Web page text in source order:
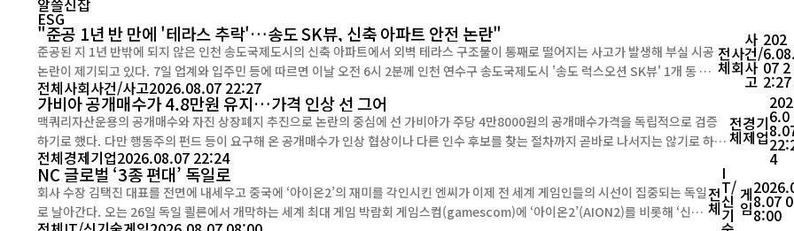
알쓸신잡
ESG
"준공 1년 반 만에 '테라스 추락'…송도 SK뷰, 신축 아파트 안전 논란"
준공된 지 1년 반밖에 되지 않은 인천 송도국제도시의 신축 아파트에서 외벽 테라스 구조물이 통째로 떨어지는 사고가 발생해 부실 시공
논란이 제기되고 있다. 7일 업계와 입주민 등에 따르면 이날 오전 6시 2분께 인천 연수구 송도국제도시 '송도 럭스오션 SK뷰' 1개 동 2층
전체사회사건/사고2026.08.07 22:27
전
체
사
회
사
건/
사
고
202
6.08.
07 2
2:27
가비아 공개매수가 4.8만원 유지…가격 인상 선 그어
맥쿼리자산운용의 공개매수와 자진 상장폐지 추진으로 논란의 중심에 선 가비아가 주당 4만8000원의 공개매수가격을 독립적으로 검증
하기로 했다. 다만 행동주의 펀드 등이 요구해 온 공개매수가 인상 협상이나 다른 인수 후보를 찾는 절차까지 곧바로 나서지는 않기로 하면
전체경제기업2026.08.07 22:24
전
체
경
제
기
업
202
6.0
4
NC 글로벌 ‘3종 편대’ 독일로
회사 수장 김택진 대표를 전면에 내세우고 중국에 ‘아이온2’의 재미를 각인시킨 엔씨가 이제 전 세계 게임인들의 시선이 집중되는 독일
로 날아간다. 오는 26일 독일 쾰른에서 개막하는 세계 최대 게임 박람회 게임스컴(gamescom)에 ‘아이온2’(AION2)를 비롯해 ‘신더
전
체
I
T/
신
기
게
임8.07 0
8:00